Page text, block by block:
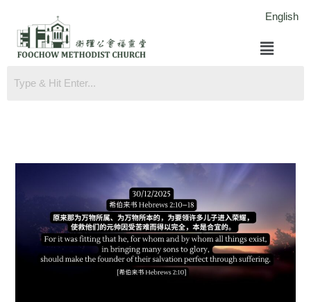
English
菜
单